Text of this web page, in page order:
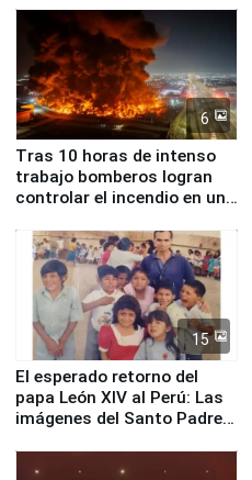
6
Tras 10 horas de intenso
trabajo bomberos logran
controlar el incendio en una
de Chile
15
El esperado retorno del
papa León XIV al Perú: Las
imágenes del Santo Padre